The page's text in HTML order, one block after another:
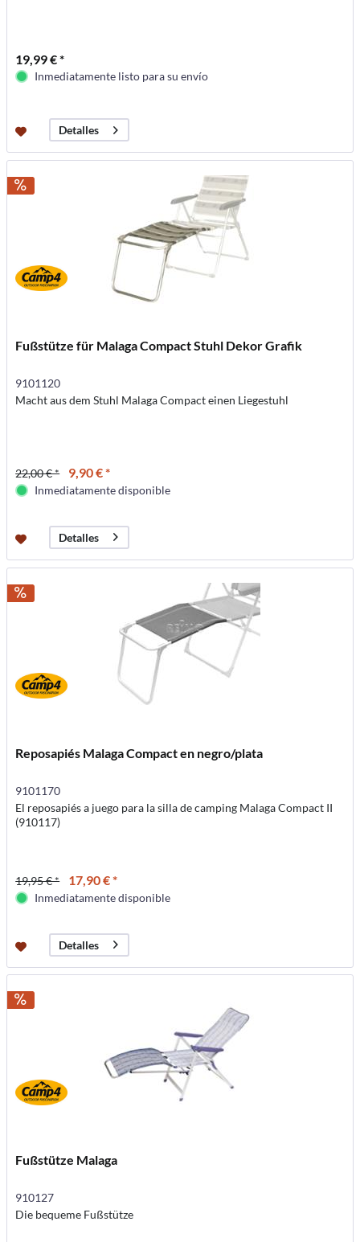
19,99 € *
Inmediatamente listo para su envío
Detalles
Fußstütze für Malaga Compact Stuhl Dekor Grafik
9101120
Macht aus dem Stuhl Malaga Compact einen Liegestuhl
22,00 € * 9,90 € *
Inmediatamente disponible
Detalles
Reposapiés Malaga Compact en negro/plata
9101170
El reposapiés a juego para la silla de camping Malaga Compact II
(910117)
19,95 € * 17,90 € *
Inmediatamente disponible
Detalles
Fußstütze Malaga
910127
Die bequeme Fußstütze